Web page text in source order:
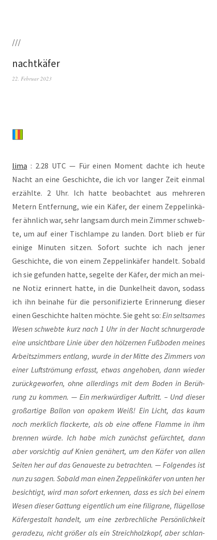
///
nachtkäfer
22. Februar 2023
lima : 2.28 UTC — Für einen Moment dach­te ich heu­te
Nacht an eine Geschich­te, die ich vor lan­ger Zeit ein­mal
erzähl­te. 2 Uhr. Ich hat­te beob­ach­tet aus meh­re­ren
Metern Ent­fer­nung, wie ein Käfer, der einem Zep­pel­in­kä­
fer ähn­lich war, sehr lang­sam durch mein Zim­mer schweb­
te, um auf einer Tisch­lam­pe zu lan­den. Dort blieb er für
eini­ge Minu­ten sit­zen. Sofort such­te ich nach jener
Geschich­te, die von einem Zep­pel­in­kä­fer han­delt. Sobald
ich sie gefun­den hat­te, segel­te der Käfer, der mich an mei­
ne Notiz erin­nert hat­te, in die Dun­kel­heit davon, sodass
ich ihn bei­na­he für die per­so­ni­fi­zier­te Erin­ne­rung die­ser
einen Geschich­te hal­ten möch­te. Sie geht so: Ein selt­sa­mes
Wesen schweb­te kurz nach 1 Uhr in der Nacht schnur­ge­ra­de
eine unsicht­ba­re Linie über den höl­zer­nen Fuß­bo­den mei­nes
Arbeits­zim­mers ent­lang, wur­de in der Mit­te des Zim­mers von
einer Luft­strö­mung erfasst, etwas ange­ho­ben, dann wie­der
zurück­ge­wor­fen, ohne aller­dings mit dem Boden in Berüh­
rung zu kom­men. — Ein merk­wür­di­ger Auf­tritt. – Und die­ser
groß­ar­ti­ge Bal­lon von opa­k­em Weiß! Ein Licht, das kaum
noch merk­lich fla­cker­te, als ob eine offe­ne Flam­me in ihm
bren­nen wür­de. Ich habe mich zunächst gefürch­tet, dann
aber vor­sich­tig auf Knien genä­hert, um den Käfer von allen
Sei­ten her auf das Genau­es­te zu betrach­ten. — Fol­gen­des ist
nun zu sagen. Sobald man einen Zep­pel­in­kä­fer von unten her
besich­tigt, wird man sofort erken­nen, dass es sich bei einem
Wesen die­ser Gat­tung eigent­lich um eine fili­gra­ne, flü­gel­lo­se
Käfer­ge­stalt han­delt, um eine zer­brech­li­che Per­sön­lich­keit
gera­de­zu, nicht grö­ßer als ein Streich­holz­kopf, aber schlan­